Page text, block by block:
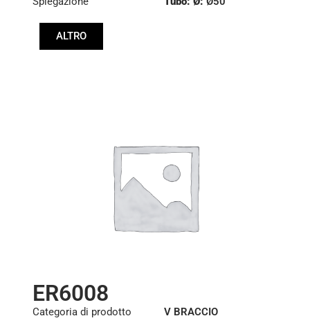
ALTRO
ER6008
Categoria di prodotto V BRACCIO